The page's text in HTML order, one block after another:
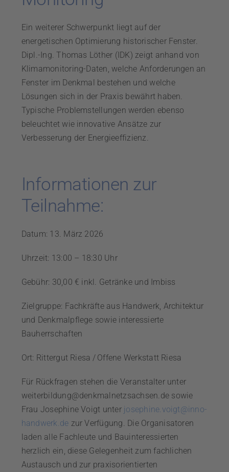
Ein weiterer Schwerpunkt liegt auf der
energetischen Optimierung historischer Fenster.
Dipl.-Ing. Thomas Löther (IDK) zeigt anhand von
Klimamonitoring-Daten, welche Anforderungen an
Fenster im Denkmal bestehen und welche
Lösungen sich in der Praxis bewährt haben.
Typische Problemstellungen werden ebenso
beleuchtet wie innovative Ansätze zur
Verbesserung der Energieeffizienz.
Informationen zur
Teilnahme:
Datum: 13. März 2026
Uhrzeit: 13:00 – 18:30 Uhr
Gebühr: 30,00 € inkl. Getränke und Imbiss
Zielgruppe: Fachkräfte aus Handwerk, Architektur
und Denkmalpflege sowie interessierte
Bauherrschaften
Ort: Rittergut Riesa / Offene Werkstatt Riesa
Für Rückfragen stehen die Veranstalter unter
weiterbildung@denkmalnetzsachsen.de sowie
Frau Josephine Voigt unter josephine.voigt@inno-
handwerk.de zur Verfügung. Die Organisatoren
laden alle Fachleute und Bauinteressierten
herzlich ein, diese Gelegenheit zum fachlichen
Austausch und zur praxisorientierten